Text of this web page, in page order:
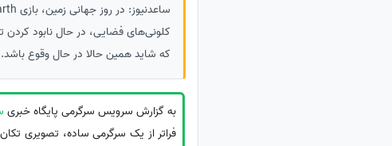
کلونی‌های فضایی، در حال نابود
که شاید همین حالا در حال وقوع باشد.
به گزارش سرویس سرگرمی پایگاه خبری
فراتر از یک سرگرمی ساده، تصویری